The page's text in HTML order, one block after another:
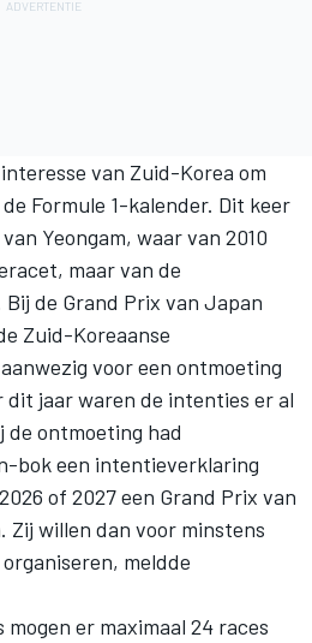
van Zuid-Korea om
Formule 1-kalender. Dit keer
Yeongam, waar van 2010
maar van de
de Grand Prix van Japan
Zuid-Koreaanse
voor een ontmoeting
dit jaar waren de intenties er al
de ontmoeting had
bok een intentieverklaring
of 2027 een Grand Prix van
Zij willen dan voor minstens
meldde
er maximaal 24 races